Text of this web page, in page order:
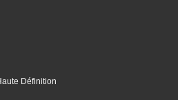
Définition